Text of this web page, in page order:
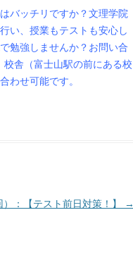
バッチリですか？文理学院
い、授業もテストも安心し
勉強しませんか？お問い合
舎（富士山駅の前にある校
わせ可能です。
：【テスト前日対策！】 →